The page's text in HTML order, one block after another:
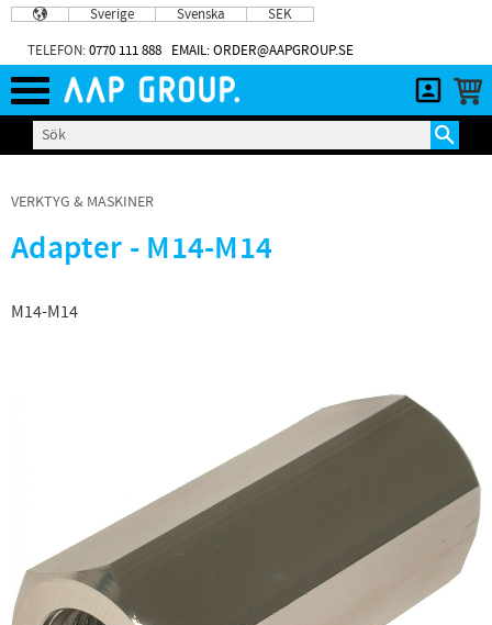
Meny
Sverige Svenska SEK
TELEFON:0770 111 888 EMAIL: ORDER@AAPGROUP.SE
VERKTYG & MASKINER
Adapter - M14-M14
M14-M14